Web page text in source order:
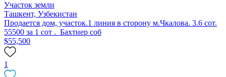
Участок земли
Ташкент, Узбекистан
Продается дом, участок.1 линия в сторону м.Чкалова. 3.6 сот.
55500 за 1 сот . Бахтиер соб
$55,500
1